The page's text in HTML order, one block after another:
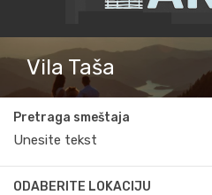
Vila Taša
Pretraga smeštaja
ODABERITE LOKACIJU